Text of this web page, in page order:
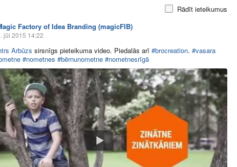
Rādīt ieteikumus
Factory of Idea Branding (magicFIB)
jūl 2015 14:22
Arbūzs sirsnīgs pieteikuma video. Piedalās arī #brocreation. #vasara
#nometnes #bērnunometne #nometnesrīgā